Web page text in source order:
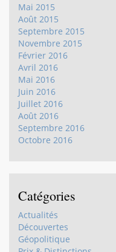
Mai 2015
Août 2015
Septembre 2015
Novembre 2015
Février 2016
Avril 2016
Mai 2016
Juin 2016
Juillet 2016
Août 2016
Septembre 2016
Octobre 2016
Catégories
Actualités
Découvertes
Géopolitique